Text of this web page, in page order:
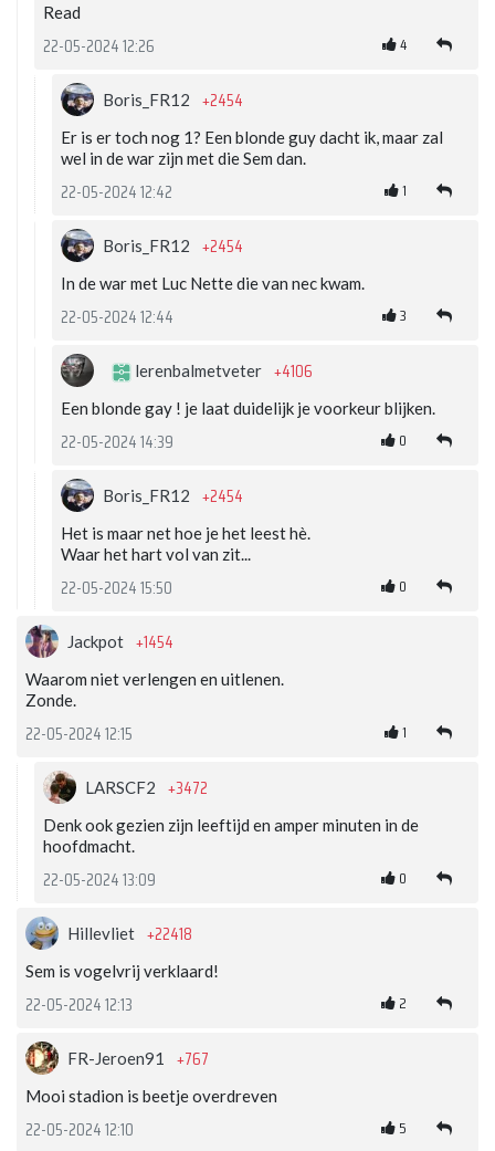
Read
22-05-2024 12:26 4
Boris_FR12 +2454
Er is er toch nog 1? Een blonde guy dacht ik, maar zal
wel in de war zijn met die Sem dan.
22-05-2024 12:42 1
Boris_FR12 +2454
In de war met Luc Nette die van nec kwam.
22-05-2024 12:44 3
lerenbalmetveter +4106
Een blonde gay ! je laat duidelijk je voorkeur blijken.
22-05-2024 14:39 0
Boris_FR12 +2454
Het is maar net hoe je het leest hè.
Waar het hart vol van zit...
22-05-2024 15:50 0
Jackpot +1454
Waarom niet verlengen en uitlenen.
Zonde.
22-05-2024 12:15 1
LARSCF2 +3472
Denk ook gezien zijn leeftijd en amper minuten in de
hoofdmacht.
22-05-2024 13:09 0
Hillevliet +22418
Sem is vogelvrij verklaard!
22-05-2024 12:13 2
FR-Jeroen91 +767
Mooi stadion is beetje overdreven
22-05-2024 12:10 5